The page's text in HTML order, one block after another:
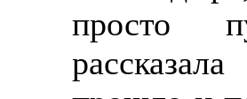
просто